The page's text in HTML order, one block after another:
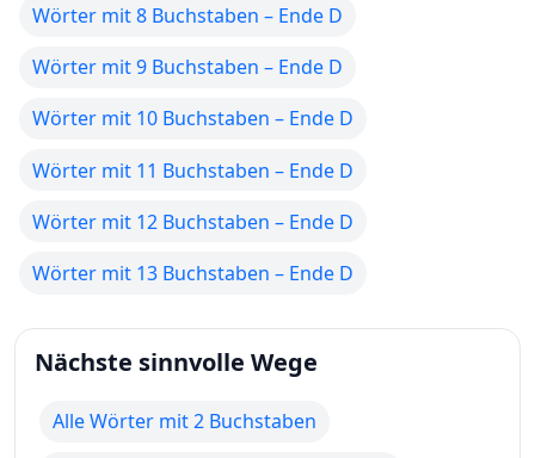
Wörter mit 8 Buchstaben – Ende D
Wörter mit 9 Buchstaben – Ende D
Wörter mit 10 Buchstaben – Ende D
Wörter mit 11 Buchstaben – Ende D
Wörter mit 12 Buchstaben – Ende D
Wörter mit 13 Buchstaben – Ende D
Nächste sinnvolle Wege
Alle Wörter mit 2 Buchstaben